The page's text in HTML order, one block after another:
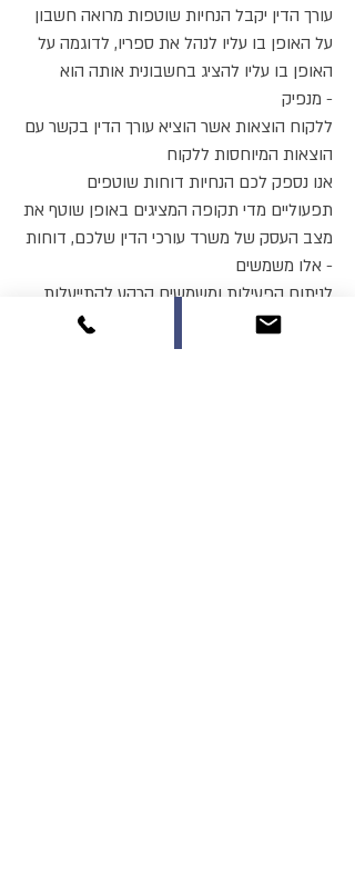
עורך הדין יקבל הנחיות שוטפות מרואה חשבון
על האופן בו עליו לנהל את ספריו, לדוגמה על
האופן בו עליו להציג בחשבונית אותה הוא
מנפיק -
ללקוח הוצאות אשר הוציא עורך הדין בקשר עם
הוצאות המיוחסות ללקוח
אנו נספק לכם הנחיות דוחות שוטפים
תפעוליים מדי תקופה המציגים באופן שוטף את
מצב העסק של משרד עורכי הדין שלכם, דוחות
אלו משמשים -
לניתוח הפעילות ומשמשים קרקע להתייעלות
ושיפור העסק על ידי קבלת תמונת על לגבי